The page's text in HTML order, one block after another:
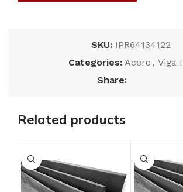
SKU: IPR64134122
Categories: Acero , Viga
Share:
Related products